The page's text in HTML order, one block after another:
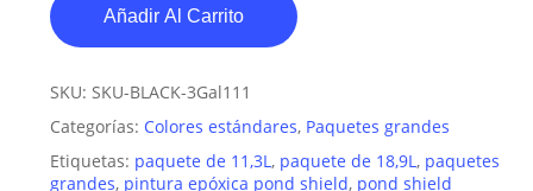
Añadir Al Carrito
SKU: SKU-BLACK-3Gal111
Categorías: Colores estándares, Paquetes grandes
Etiquetas: paquete de 11,3L, paquete de 18,9L, paquetes
grandes, pintura epóxica pond shield, pond shield